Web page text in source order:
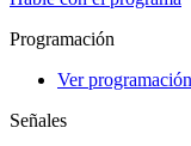
Programación
Ver
Señales